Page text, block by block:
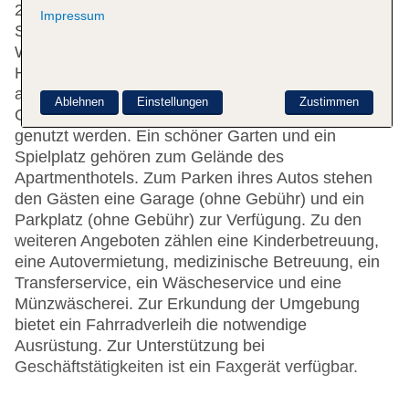
24 h am Tag möglich. Zur Einrichtung gehören ein
Safe, eine Wechselstube und ein Geldautomat. Per
WLAN erhalten die Gäste Zugang zum Internet.
Hilfestellung bei der Buchung von Ausflügen wird
am Tourdesk geboten. Ein Supermarkt und andere
Geschäfte können zum Einkaufen und Bummeln
genutzt werden. Ein schöner Garten und ein
Spielplatz gehören zum Gelände des
Apartmenthotels. Zum Parken ihres Autos stehen
den Gästen eine Garage (ohne Gebühr) und ein
Parkplatz (ohne Gebühr) zur Verfügung. Zu den
weiteren Angeboten zählen eine Kinderbetreuung,
eine Autovermietung, medizinische Betreuung, ein
Transferservice, ein Wäscheservice und eine
Münzwäscherei. Zur Erkundung der Umgebung
bietet ein Fahrradverleih die notwendige
Ausrüstung. Zur Unterstützung bei
Geschäftstätigkeiten ist ein Faxgerät verfügbar.
Impressum
Zustimmen
Ablehnen Einstellungen